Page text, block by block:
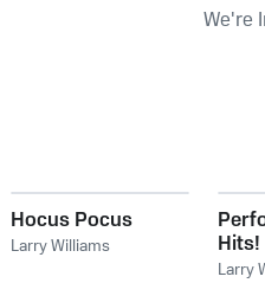
We're
Hocus Pocus
Larry Williams
Hits!
Larry